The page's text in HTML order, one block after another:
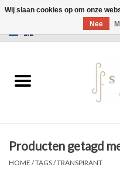
Jurken
Producten getagd
HOME /TAGS/TRANSPIRANT
Wij slaan cookies op om onze
Nee